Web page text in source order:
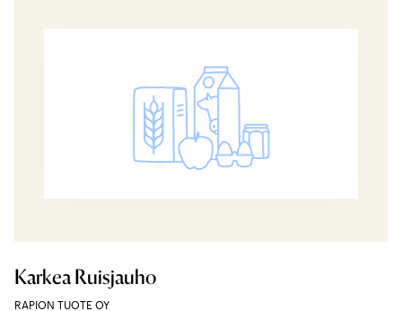
Karkea Ruisjauho
RAPION TUOTE OY